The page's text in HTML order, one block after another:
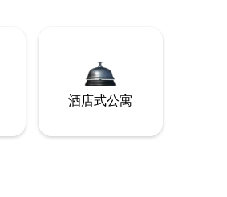
酒店式公寓